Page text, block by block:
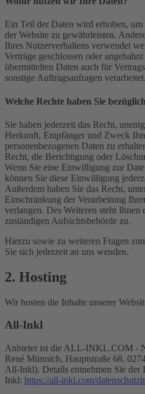
Ein Teil der Daten wird erhoben,
der Website zu gewährleisten.
Ihres Nutzerverhaltens verwendet
Verträge geschlossen oder
übermittelten Daten auch für
sonstige Auftragsanfragen verarbeitet.
Welche Rechte haben Sie
Sie haben jederzeit das Recht,
Herkunft, Empfänger und Zweck
personenbezogenen Daten zu
Recht, die Berichtigung oder
Wenn Sie eine Einwilligung zur
können Sie diese Einwilligung
Außerdem haben Sie das Recht,
Einschränkung der Verarbeitung
verlangen. Des Weiteren steht Ihnen
zuständigen Aufsichtsbehörde zu.
Hierzu sowie zu weiteren Fragen
Sie sich jederzeit an uns wenden.
2. Hosting
Wir hosten die Inhalte unserer
All-Inkl
Anbieter ist die ALL-INKL.COM -
René Münnich, Hauptstraße 68,
All-Inkl). Details entnehmen Sie der
Inkl: https://all-inkl.com/